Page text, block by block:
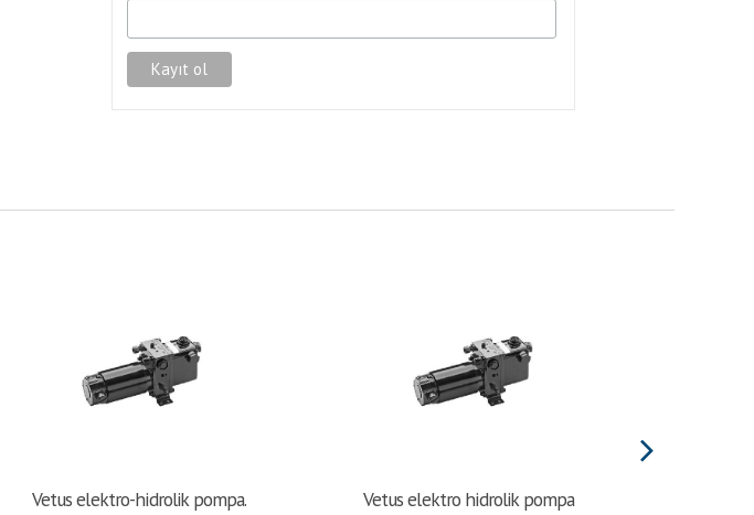
Vetus elektro-hidrolik pompa. Vetus elektro hidrolik pompa